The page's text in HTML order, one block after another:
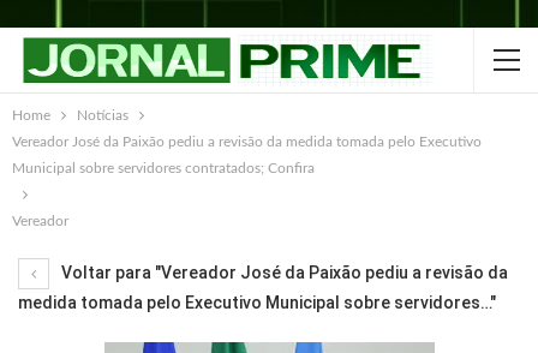
Home
Notícias
Vereador José da Paixão pediu a revisão da medida tomada pelo Executivo
Municipal sobre servidores contratados; Confira
Vereador
Voltar para "Vereador José da Paixão pediu a revisão da
medida tomada pelo Executivo Municipal sobre servidores…"